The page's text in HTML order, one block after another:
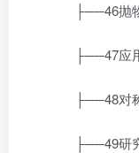
├──46抛物
├──47应用
├──48对称
├──49研究